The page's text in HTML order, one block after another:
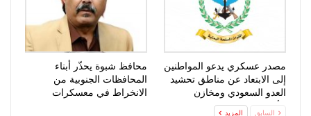
مصدر عسكري يدعو المواطنين
إلى الابتعاد عن مناطق تحشيد
العدو السعودي ومخازن
محافظ شبوة يحذّر أبناء
المحافظات الجنوبية من
الانخراط في معسكرات
السابق المزيد